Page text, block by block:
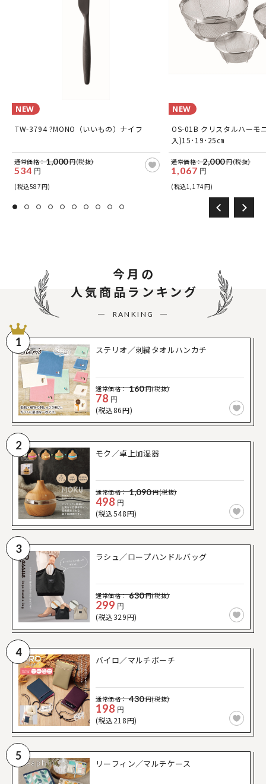
NEW
TW-3794 ?MONO（いいもの）ナイフ
通常価格：1,000円(税抜)
534 円
(税込587円)
NEW
OS-01B クリスタルハーモ
入)15･19･25㎝
通常価格：2,000円(税抜)
1,067 円
(税込1,174円)
今月の
人気商品ランキング
RANKING
1
ステリオ／刺繍タオルハンカチ
通常価格： 160円(税抜)
78 円
(税込86円)
2
モク／卓上加湿器
通常価格： 1,090円(税抜)
498 円
(税込548円)
3
ラシュ／ロープハンドルバッグ
通常価格： 630円(税抜)
299 円
(税込329円)
4
バイロ／マルチポーチ
通常価格： 430円(税抜)
198 円
(税込218円)
5
リーフィン／マルチケース